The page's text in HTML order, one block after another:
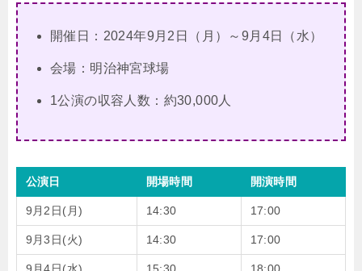
開催日：2024年9月2日（月）～9月4日（水）
会場：明治神宮球場
1公演の収容人数：約30,000人
公演日 開場時間 開演時間
9月2日(月) 14:30 17:00
9月3日(火) 14:30 17:00